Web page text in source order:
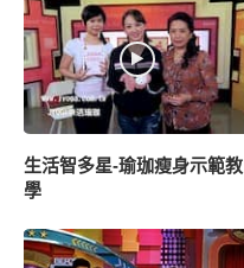
生活智多星-瑜珈瘦身示範教
學